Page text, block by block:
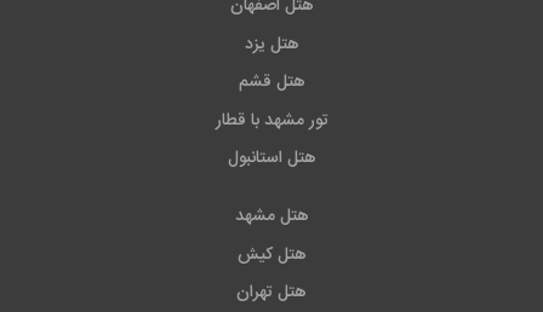
هتل اصفهان
هتل یزد
هتل قشم
تور مشهد با قطار
هتل استانبول
هتل مشهد
هتل کیش
هتل تهران